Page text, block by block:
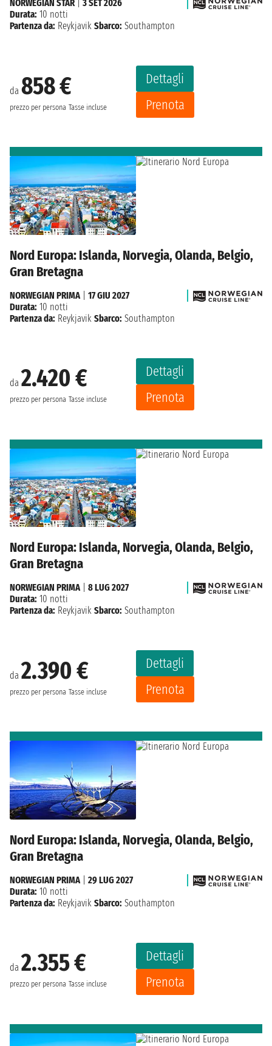
da 858 €
prezzo per persona Tasse incluse
Dettagli
Prenota
NORWEGIAN STAR| 3 SET 2026
Durata: 10 notti
Partenza da: Reykjavik Sbarco: Southampton
Nord Europa: Islanda, Norvegia, Olanda, Belgio,
Gran Bretagna
da 2.420 €
prezzo per persona Tasse incluse
Dettagli
Prenota
NORWEGIAN PRIMA| 17 GIU 2027
Durata: 10 notti
Partenza da: Reykjavik Sbarco: Southampton
Nord Europa: Islanda, Norvegia, Olanda, Belgio,
Gran Bretagna
da 2.390 €
prezzo per persona Tasse incluse
Dettagli
Prenota
NORWEGIAN PRIMA| 8 LUG 2027
Durata: 10 notti
Partenza da: Reykjavik Sbarco: Southampton
Nord Europa: Islanda, Norvegia, Olanda, Belgio,
Gran Bretagna
da 2.355 €
prezzo per persona Tasse incluse
Dettagli
Prenota
NORWEGIAN PRIMA| 29 LUG 2027
Durata: 10 notti
Partenza da: Reykjavik Sbarco: Southampton